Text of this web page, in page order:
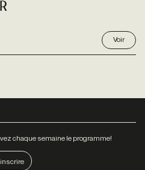
Voir
chaque semaine le programme!